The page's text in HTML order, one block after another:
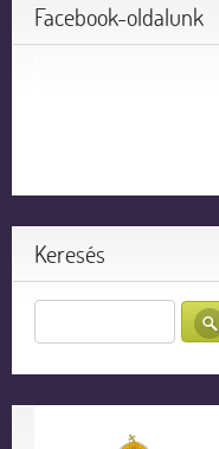
Facebook-oldalunk
Keresés